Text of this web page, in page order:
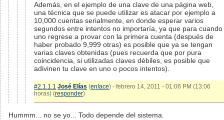
Además, en el ejemplo de una clave de una página web,
una técnica que se puede utilizar es atacar por ejemplo a
10,000 cuentas serialmente, en donde esperar varios
segundos entre intentos no importaría, ya que para cuando
uno regrese a provar con la primera cuenta (después de
haber probado 9,999 otras) es posible que ya se tengan
varias claves obtenidas (pues recuerda que por pura
coincidencia, si utilizadas claves débiles, es posible que
adivinen tu clave en uno o pocos intentos).
#2.1.1.1 José Elías (enlace) - febrero 14, 2011 - 01:06 PM (13:06
horas) (responder)
Hummm... no se yo... Todo depende del sistema.